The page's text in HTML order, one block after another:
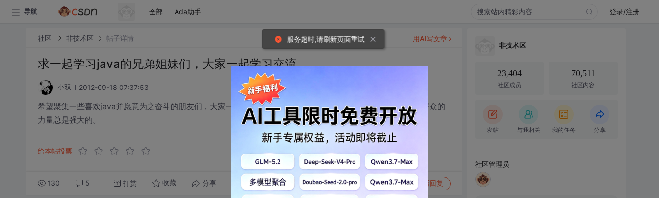
导航 全部 Ada助手 登录/注册
社区 非技术区 帖子详情
求一起学习java的兄弟姐妹们，大家一起学习交流
小双 2012-09-18 07:37:53
希望聚集一些喜欢java并愿意为之奋斗的朋友们，大家一起交流，设立目标，共同学习，有不会地方一起探讨，群众的
力量总是强大的。
给本帖投票
130 5 打赏 收藏 分享 转发到动态 举报 写回复
用AI写文章
非技术区
23,404
社区成员
70,511
社区内容
发帖 与我相关 我的任务 分享
社区管理员
服务超时,请刷新页面重试